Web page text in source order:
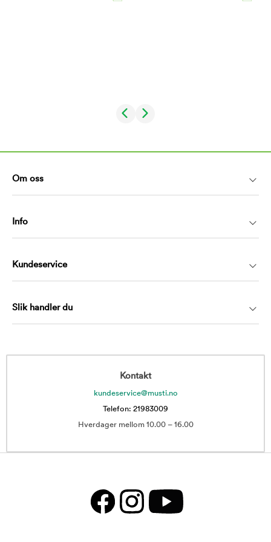
Om oss
Info
Kundeservice
Slik handler du
Kontakt
kundeservice@musti.no
Telefon: 21983009
Hverdager mellom 10.00 – 16.00